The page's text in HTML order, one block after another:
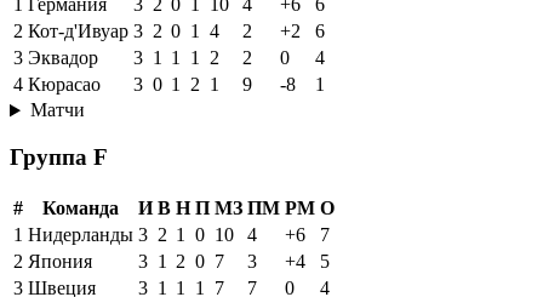
1 Германия 3 2 0 1 10 4 +6
6
2 Кот-д'Ивуар 3 2 0 1 4 2 +2
6
3 Эквадор 3 1 1 1 2 2 0
4
4 Кюрасао 3 0 1 2 1 9 -8
1
Матчи
Группа F
# Команда И В Н П МЗ ПМ РМ О
1 Нидерланды 3 2 1 0 10 4 +6
7
2 Япония 3 1 2 0 7 3 +4
5
3 Швеция 3 1 1 1 7 7 0
4